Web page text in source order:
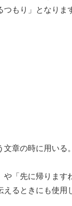
もり」となりま
章の時に用いる。
や「先に帰ります
えるときにも使用